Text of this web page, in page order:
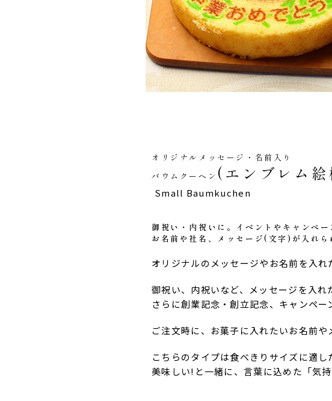
オリジナルメッセージ・名前入り
バウムクーヘン (エンブレム
Small Baumkuchen
御祝い・内祝いに。イベントやキャンペー
お名前や社名、メッセージ(文字)が入れ
オリジナルのメッセージやお名前を入れ
御祝い、内祝いなど、メッセージを入れ
さらに創業記念・創立記念、キャンペ
ご注文時に、お菓子に入れたいお名前
こちらのタイプは食べきりサイズに適
美味しい!と一緒に、言葉に込めた「気